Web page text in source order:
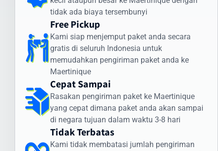
Di atas 100 kg: mulai dari Rp /kg
Untuk melihat harga secara lengkap anda dapat melihat tabel
daftar harga yang menampilkan tarif pengiriman dari 1 sampai
20 kg
Layanan Laut (untuk pengiriman besar):
Minimum 100 kg: hubungi customer service untuk penawaran
Container FCL/LCL: tersedia penawaran khusus sesuai volume
dan berat
Harga di atas adalah estimasi dan dapat berubah. Untuk
mendapatkan penawaran terbaik, gunakan kalkulator ongkir di
website kami atau hubungi tim layanan pelanggan Intrasia.id.
tidak ada biaya tersembunyi
Free Pickup
Kami siap menjemput paket anda secara
gratis di seluruh Indonesia untuk
memudahkan pengiriman paket anda ke
Maertinique
Cepat Sampai
Rasakan pengiriman paket ke Maertinique
yang cepat dimana paket anda akan sampai
di negara tujuan dalam waktu 3-8 hari
Tidak Terbatas
Kami tidak membatasi jumlah pengiriman